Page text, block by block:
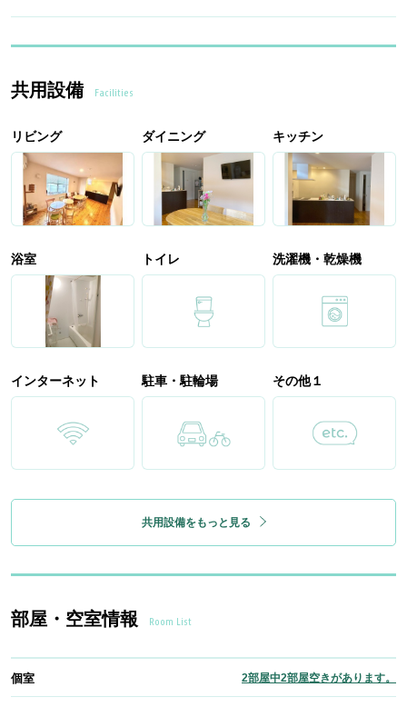
共用設備 Facilities
リビング ダイニング キッチン
浴室 トイレ 洗濯機・乾燥機
インターネット 駐車・駐輪場 その他１
共用設備をもっと見る
部屋・空室情報 Room List
個室 2部屋中2部屋空きがあります。